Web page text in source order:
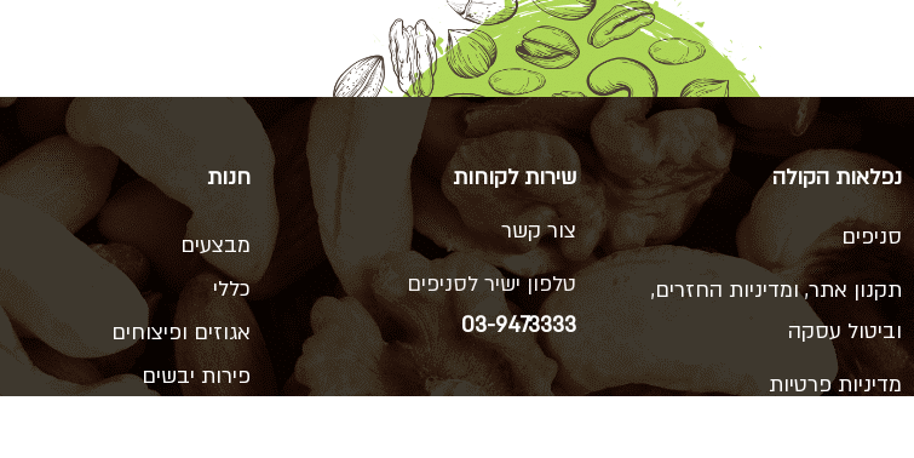
נפלאות הקולה
סניפים
תקנון אתר, ומדיניות החזרים,
וביטול עסקה
מדיניות פרטיות
שירות לקוחות
צור קשר
טלפון ישיר לסניפים
03-9473333
חנות
מבצעים
כללי
אגוזים ופיצוחים
פירות יבשים